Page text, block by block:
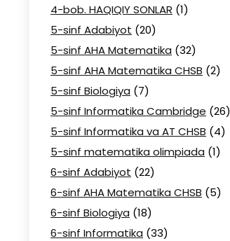
4-bob. HAQIQIY SONLAR (1)
5-sinf Adabiyot (20)
5-sinf AHA Matematika (32)
5-sinf AHA Matematika CHSB (2)
5-sinf Biologiya (7)
5-sinf Informatika Cambridge (26)
5-sinf Informatika va AT CHSB (4)
5-sinf matematika olimpiada (1)
6-sinf Adabiyot (22)
6-sinf AHA Matematika CHSB (5)
6-sinf Biologiya (18)
6-sinf Informatika (33)